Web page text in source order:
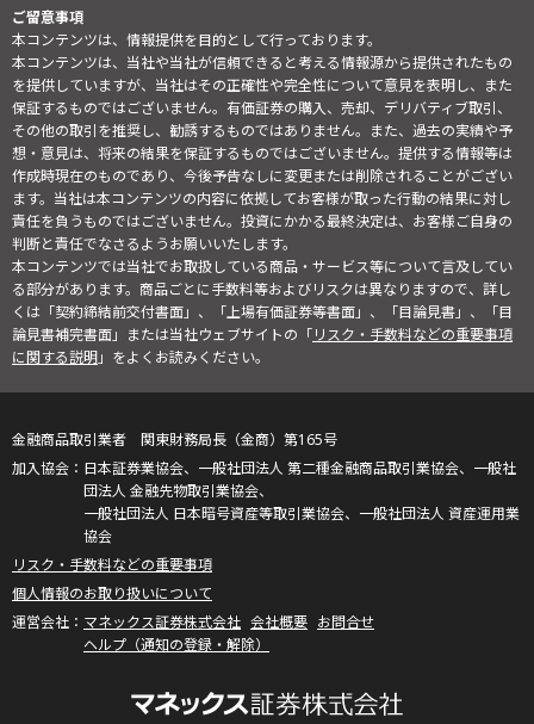
ご留意事項
本コンテンツは、情報提供を目的として行っております。
本コンテンツは、当社や当社が信頼できると考える情報源から提供されたもの
を提供していますが、当社はその正確性や完全性について意見を表明し、また
保証するものではございません。有価証券の購入、売却、デリバティブ取引、
その他の取引を推奨し、勧誘するものではありません。また、過去の実績や予
想・意見は、将来の結果を保証するものではございません。提供する情報等は
作成時現在のものであり、今後予告なしに変更または削除されることがござい
ます。当社は本コンテンツの内容に依拠してお客様が取った行動の結果に対し
責任を負うものではございません。投資にかかる最終決定は、お客様ご自身の
判断と責任でなさるようお願いいたします。
本コンテンツでは当社でお取扱している商品・サービス等について言及してい
る部分があります。商品ごとに手数料等およびリスクは異なりますので、詳し
くは「契約締結前交付書面」、「上場有価証券等書面」、「目論見書」、「目
論見書補完書面」または当社ウェブサイトの「リスク・手数料などの重要事項
に関する説明」をよくお読みください。
金融商品取引業者 関東財務局長（金商）第165号
日本証券業協会、一般社団法人 第二種金融商品取引業協会、一般社
団法人 金融先物取引業協会、
一般社団法人 日本暗号資産等取引業協会、一般社団法人 資産運用業
協会
リスク・手数料などの重要事項
個人情報のお取り扱いについて
マネックス証券株式会社 会社概要 お問合せ
ヘルプ（通知の登録・解除）